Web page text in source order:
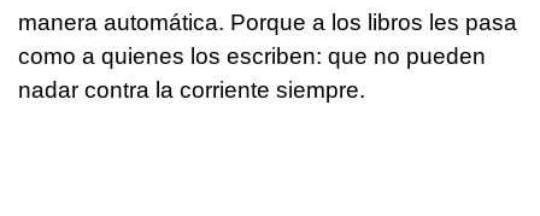
manera automática. Porque a los libros les pasa
como a quienes los escriben: que no pueden
nadar contra la corriente siempre.